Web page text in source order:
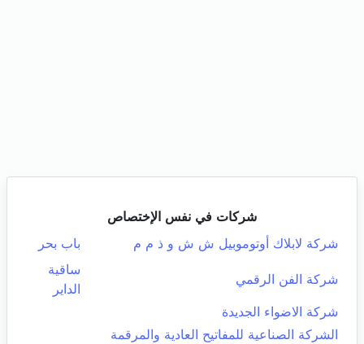
شركات في نفس الإختصاص
شركة لابلاك أوتوموبيل ش ش و ذ م م
باب بحر
شركة الفن الرقمي
ساقية
الداير
شركة الاضواء الجديدة
الشركة الصناعية للمفاتيح العادية والمرقمة